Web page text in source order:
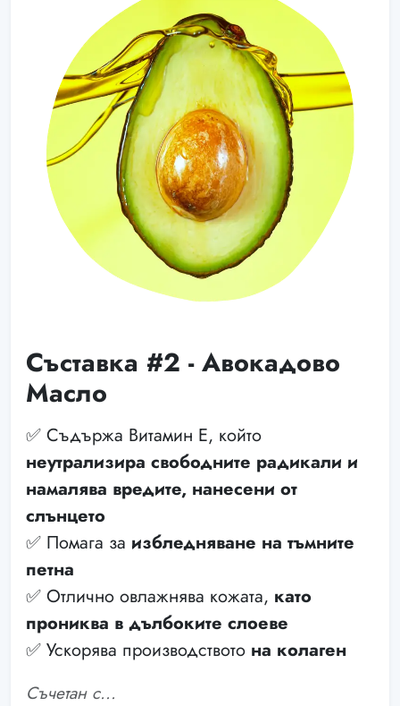
Съставка #2 - Авокадово
Масло
✅ Съдържа Витамин Е, който
неутрализира свободните радикали и
намалява вредите, нанесени от
слънцето
✅ Помага за избледняване на тъмните
петна
✅ Отлично овлажнява кожата, като
прониква в дълбоките слоеве
✅ Ускорява производството на колаген
Съчетан с...